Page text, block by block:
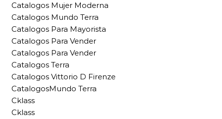
Catalogos Mujer Moderna
Catalogos Mundo Terra
Catalogos Para Mayorista
Catalogos Para Vender
Catalogos Para Vender
Catalogos Terra
Catalogos Vittorio D Firenze
CatalogosMundo Terra
Cklass
Cklass